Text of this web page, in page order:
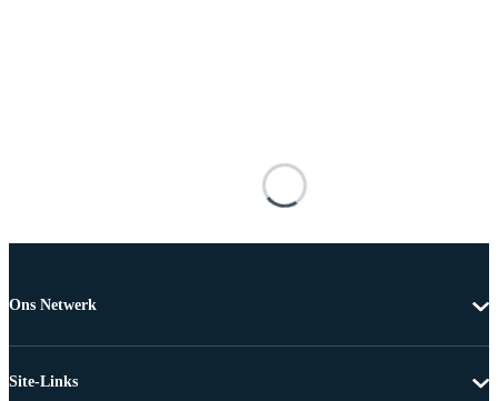
Ons Netwerk
Site-Links